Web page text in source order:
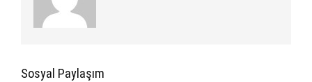
Sosyal Paylaşım